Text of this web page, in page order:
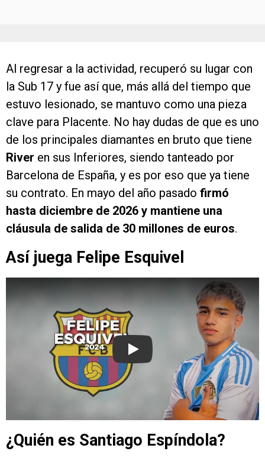
Al regresar a la actividad, recuperó su lugar con
la Sub 17 y fue así que, más allá del tiempo que
estuvo lesionado, se mantuvo como una pieza
clave para Placente. No hay dudas de que es uno
de los principales diamantes en bruto que tiene
River en sus Inferiores, siendo tanteado por
Barcelona de España, y es por eso que ya tiene
su contrato. En mayo del año pasado firmó
hasta diciembre de 2026 y mantiene una
cláusula de salida de 30 millones de euros.
Así juega Felipe Esquivel
Play
¿Quién es Santiago Espíndola?